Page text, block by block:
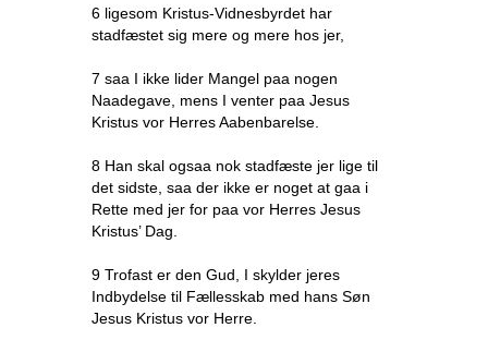
6 ligesom Kristus-Vidnesbyrdet har
stadfæstet sig mere og mere hos jer,
7 saa I ikke lider Mangel paa nogen
Naadegave, mens I venter paa Jesus
Kristus vor Herres Aabenbarelse.
8 Han skal ogsaa nok stadfæste jer lige til
det sidste, saa der ikke er noget at gaa i
Rette med jer for paa vor Herres Jesus
Kristus’ Dag.
9 Trofast er den Gud, I skylder jeres
Indbydelse til Fællesskab med hans Søn
Jesus Kristus vor Herre.